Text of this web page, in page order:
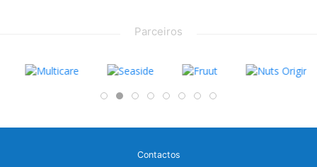
Parceiros
Contactos